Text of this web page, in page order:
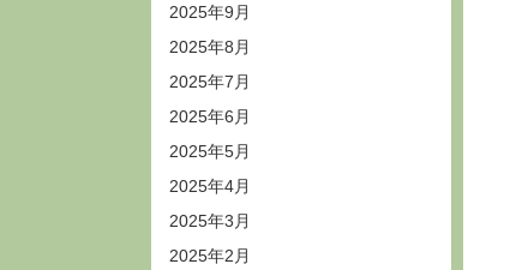
2025年9月
2025年8月
2025年7月
2025年6月
2025年5月
2025年4月
2025年3月
2025年2月